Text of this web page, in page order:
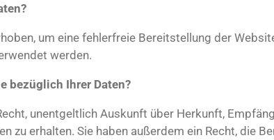
um eine fehlerfreie Bereitstellung der
werden.
bezüglich Ihrer Daten?
unentgeltlich Auskunft über Herkunft,
zu erhalten. Sie haben außerdem ein Recht, die